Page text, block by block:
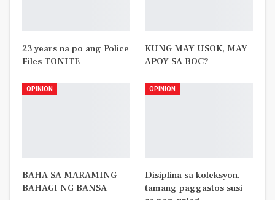
23 years na po ang Police
Files TONITE
KUNG MAY USOK, MAY
APOY SA BOC?
OPINION
BAHA SA MARAMING
BAHAGI NG BANSA
OPINION
Disiplina sa koleksyon,
tamang paggastos susi